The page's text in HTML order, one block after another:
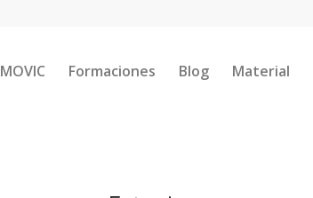
MOVIC Formaciones Blog Material